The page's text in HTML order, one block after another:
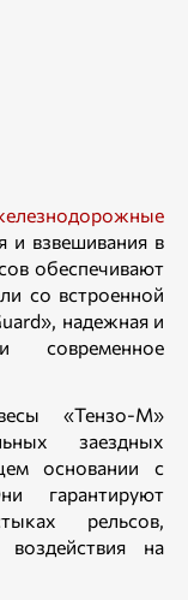
и взвешивания в
обеспечивают
со встроенной
надежная и
современное
«Тензо-М»
заездных
основании с
гарантируют
рельсов,
на